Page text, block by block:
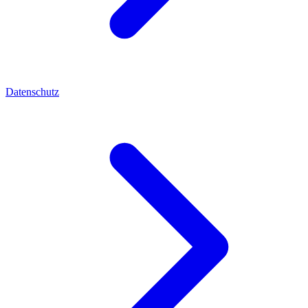
Datenschutz